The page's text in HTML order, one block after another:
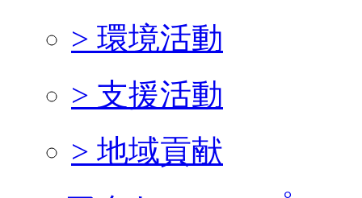
> 環境活動
> 支援活動
> 地域貢献